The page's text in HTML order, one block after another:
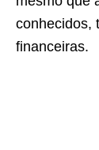
conhecidos,
financeiras.